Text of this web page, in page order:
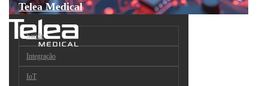
Telea Medical
Saúde
Integração
IoT